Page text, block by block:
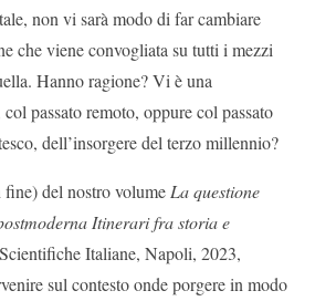
non vi sarà modo di far cambiare
che viene convogliata su tutti i mezzi
Hanno ragione? Vi è una
passato remoto, oppure col passato
dell’insorgere del terzo millennio?
del nostro volume La questione
Itinerari fra storia e
Italiane, Napoli, 2023,
sul contesto onde porgere in modo